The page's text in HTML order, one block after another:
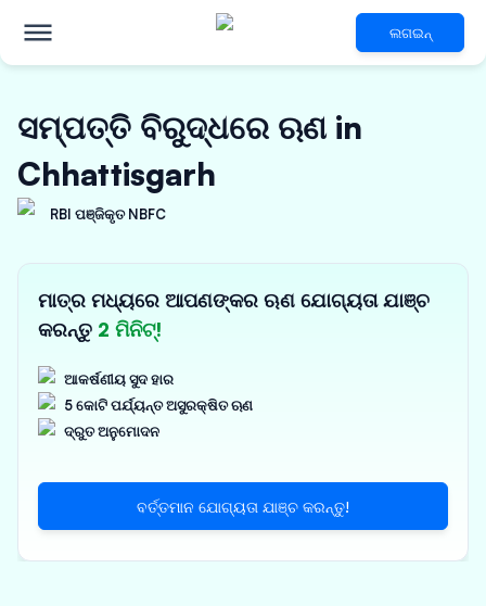
ଲଗଇନ୍
ସମ୍ପତ୍ତି ବିରୁଦ୍ଧରେ ଋଣ in
Chhattisgarh
RBI ପଞ୍ଜିକୃତ NBFC
ମାତ୍ର ମଧ୍ୟରେ ଆପଣଙ୍କର ଋଣ ଯୋଗ୍ୟତା ଯାଞ୍ଚ
କରନ୍ତୁ 2 ମିନିଟ୍!
ଆକର୍ଷଣୀୟ ସୁଦ ହାର
5 କୋଟି ପର୍ଯ୍ୟନ୍ତ ଅସୁରକ୍ଷିତ ଋଣ
ଦ୍ରୁତ ଅନୁମୋଦନ
ବର୍ତ୍ତମାନ ଯୋଗ୍ୟତା ଯାଞ୍ଚ କରନ୍ତୁ!